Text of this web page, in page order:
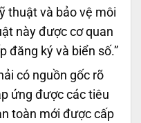
thuật và bảo vệ môi
này được cơ quan
đăng ký và biển số.”
có nguồn gốc rõ
ứng được các tiêu
toàn mới được cấp